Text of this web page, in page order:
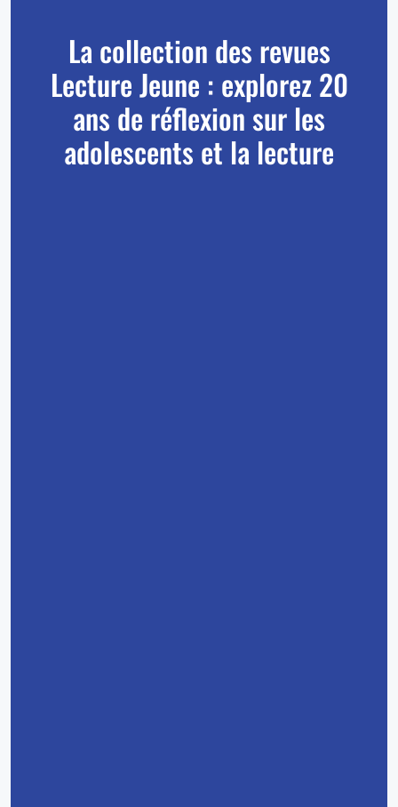
La collection des revues
Lecture Jeune : explorez 20
ans de réflexion sur les
adolescents et la lecture